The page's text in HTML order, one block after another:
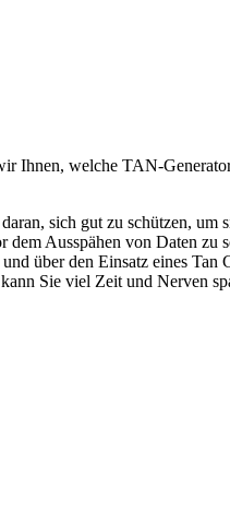
Ihnen, welche TAN-
sich gut zu schützen,
Ausspähen von Daten zu
über den Einsatz eines
Sie viel Zeit und Nerven